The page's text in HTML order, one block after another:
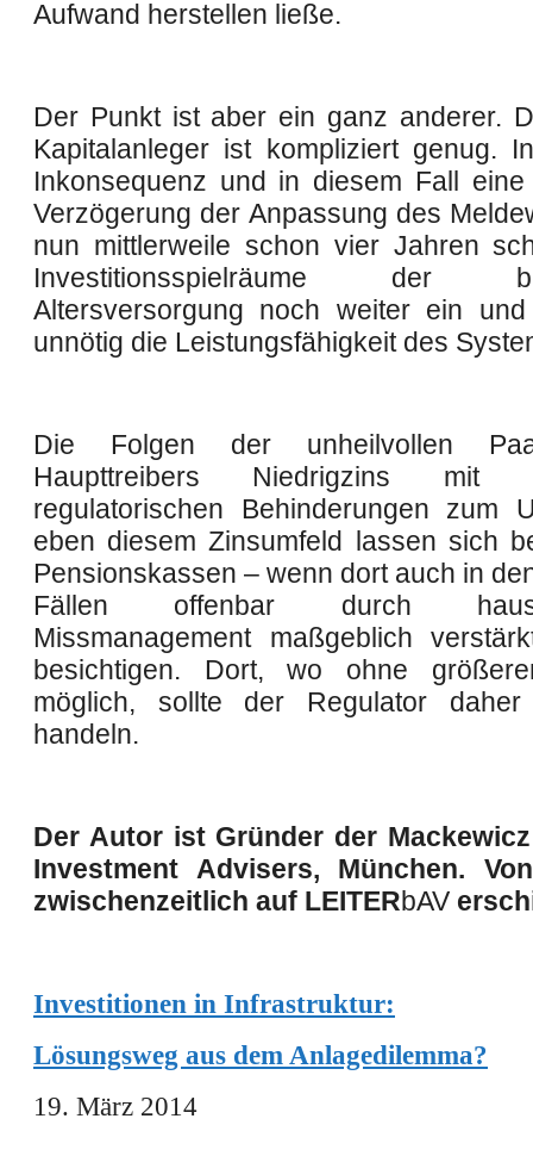
Aufwand herstellen ließe.
Der Punkt ist aber ein ganz anderer.
Kapitalanleger ist kompliziert genug.
Inkonsequenz und in diesem Fall eine
Verzögerung der Anpassung des
nun mittlerweile schon vier Jahren
Investitionsspielräume der
Altersversorgung noch weiter ein
unnötig die Leistungsfähigkeit des
Die Folgen der unheilvollen
Haupttreibers Niedrigzins mit
regulatorischen Behinderungen zum
eben diesem Zinsumfeld lassen sich
Pensionskassen – wenn dort auch in
Fällen offenbar durch
Missmanagement maßgeblich
besichtigen. Dort, wo ohne
möglich, sollte der Regulator daher
handeln.
Der Autor ist Gründer der
Investment Advisers, München.
zwischenzeitlich auf LEITERbAV
Investitionen in Infrastruktur:
Lösungsweg aus dem Anlagedilemma?
19. März 2014